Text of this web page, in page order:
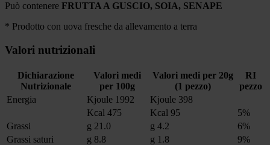
Può contenere FRUTTA A GUSCIO, SOIA, SENAPE
* Prodotto con uova fresche da allevamento a terra
Valori nutrizionali
Dichiarazione
Nutrizionale
Valori medi
per 100g
Valori medi per 20g
(1 pezzo)
RI
pezzo
Energia
Kjoule 1992
Kjoule 398
Kcal 475
Kcal 95
5%
Grassi
g 21.0 g 4.2
6%
Grassi saturi
g 8.8 g 1.8
9%